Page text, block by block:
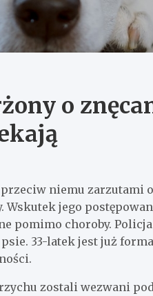
o
niemu zarzutami
jego
pomimo choroby.
33-latek jest już
zostali wezwani